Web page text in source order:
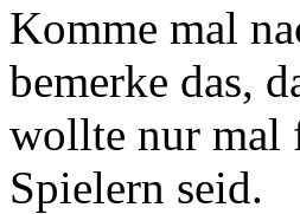
Komme mal
bemerke das,
wollte nur mal
Spielern seid.